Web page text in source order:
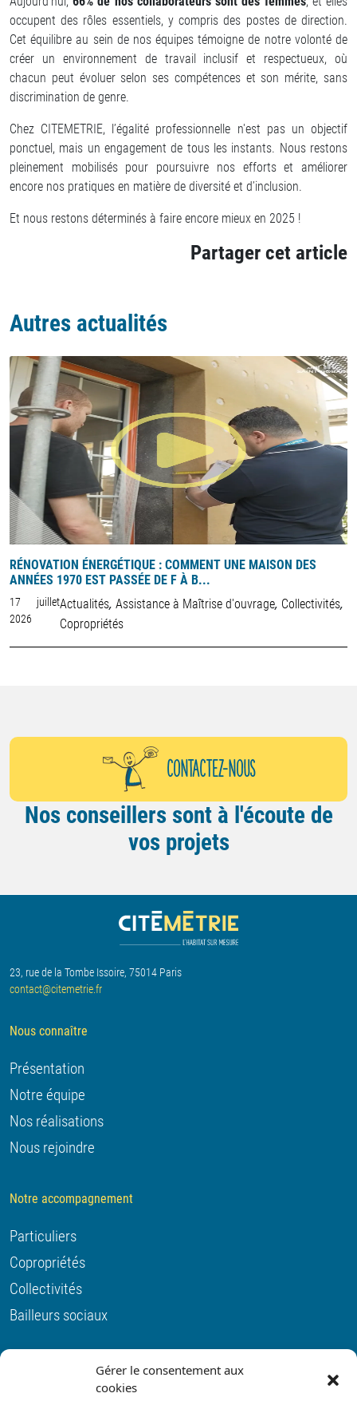
Gérer le consentement aux
cookies
occupent des rôles essentiels, y compris des postes de direction.
Cet équilibre au sein de nos équipes témoigne de notre volonté de
créer un environnement de travail inclusif et respectueux, où
chacun peut évoluer selon ses compétences et son mérite, sans
discrimination de genre.
Chez CITEMETRIE, l’égalité professionnelle n'est pas un objectif
ponctuel, mais un engagement de tous les instants. Nous restons
pleinement mobilisés pour poursuivre nos efforts et améliorer
encore nos pratiques en matière de diversité et d’inclusion.
Et nous restons déterminés à faire encore mieux en 2025 !
Partager cet article
Autres actualités
RÉNOVATION ÉNERGÉTIQUE : COMMENT UNE MAISON DES
ANNÉES 1970 EST PASSÉE DE F À B...
17 juillet
2026
Actualités,Assistance à Maîtrise d'ouvrage, Collectivités,
Copropriétés
CONTACTEZ-NOUS
Nos conseillers sont à l'écoute de
vos projets
23, rue de la Tombe Issoire, 75014 Paris
contact@citemetrie.fr
Nous connaître
Présentation
Notre équipe
Nos réalisations
Nous rejoindre
Notre accompagnement
Particuliers
Copropriétés
Collectivités
Bailleurs sociaux